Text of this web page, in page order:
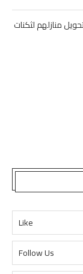
منازلهم لثكنات
Like
Follow Us